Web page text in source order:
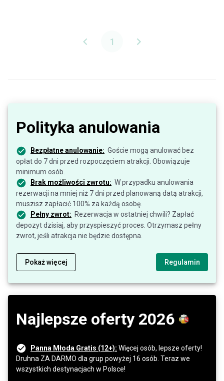
1
Polityka anulowania
Bezpłatne anulowanie: Goście mogą anulować bez
opłat do 7 dni przed rozpoczęciem atrakcji. Obowiązuje
minimum osób.
Brak możliwości zwrotu: W przypadku anulowania
rezerwacji na mniej niż 7 dni przed planowaną datą atrakcji,
muszisz zapłacić 100% za każdą osobę.
Pełny zwrot: Rezerwacja w ostatniej chwili? Zapłać
depozyt dzisiaj, aby przyspieszyć proces. Otrzymasz pełny
zwrot, jeśli atrakcja nie będzie dostępna.
Pokaż więcej Regulamin
Najlepsze oferty 2026
Panna Młoda Gratis (12+): Więcej osób, lepsze oferty!
Druhna ZA DARMO dla grup powyżej 16 osób. Teraz we
wszystkich destynacjach w Polsce!